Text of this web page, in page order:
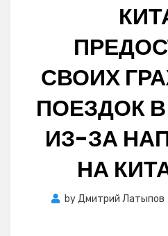
СВОИХ
ПОЕЗДОК
ИЗ-ЗА
НА
byДмитрий Латыпов